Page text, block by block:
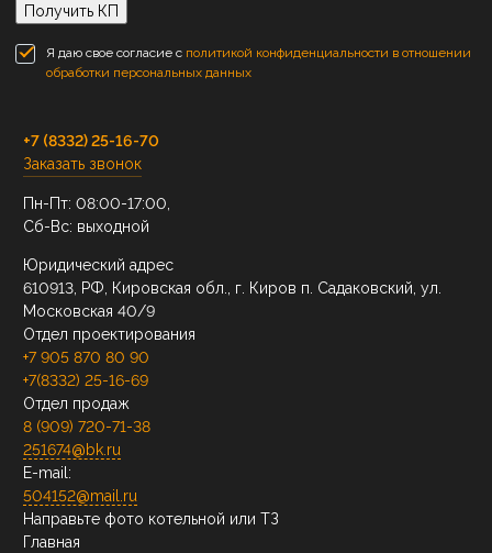
Получить КП
Я даю свое согласие с политикой конфиденциальности в отношении
обработки персональных данных
+7 (8332) 25-16-70
Заказать звонок
Пн-Пт: 08:00-17:00,
Сб-Вс: выходной
Юридический адрес
610913, РФ, Кировская обл., г. Киров п. Садаковский, ул.
Московская 40/9
Отдел проектирования
+7 905 870 80 90
+7(8332) 25-16-69
Отдел продаж
8 (909) 720-71-38
251674@bk.ru
E-mail:
504152@mail.ru
Направьте фото котельной или ТЗ
Главная